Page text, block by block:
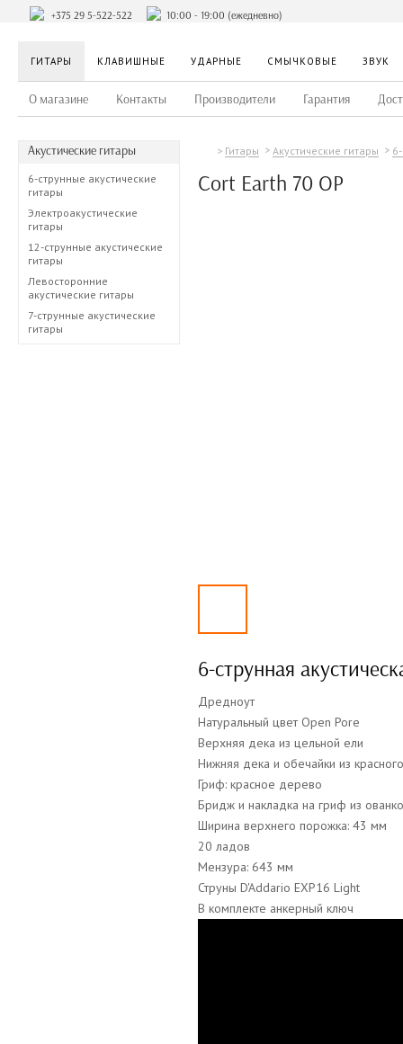
+375 29 5-522-522 10:00 - 19:00 (ежедневно)
ГИТАРЫ КЛАВИШНЫЕ УДАРНЫЕ СМЫЧКОВЫЕ ЗВУК
О магазине Контакты Производители Гарантия
Акустические гитары
6-струнные акустические
гитары
Электроакустические
гитары
12-струнные акустические
гитары
Левосторонние
акустические гитары
7-струнные акустические
гитары
Гитары Акустические гитары
Cort Earth 70 OP
6-струнная
Дредноут
Натуральный цвет Open Pore
Верхняя дека из цельной ели
Нижняя дека и обечайки из
Гриф: красное дерево
Бридж и накладка на гриф из
Ширина верхнего порожка: 43 мм
20 ладов
Мензура: 643 мм
Струны D'Addario EXP16 Light
В комплекте анкерный ключ